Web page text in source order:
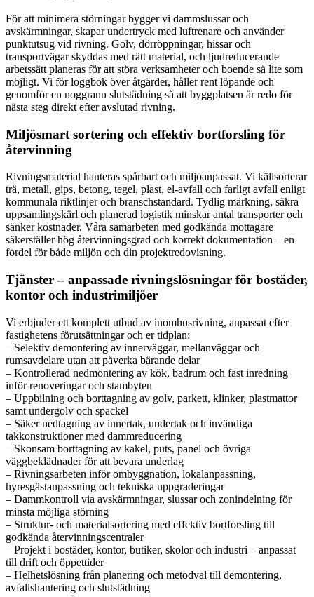
För att minimera störningar bygger vi dammslussar och
avskärmningar, skapar undertryck med luftrenare och använder
punktutsug vid rivning. Golv, dörröppningar, hissar och
transportvägar skyddas med rätt material, och ljudreducerande
arbetssätt planeras för att störa verksamheter och boende så lite som
möjligt. Vi för loggbok över åtgärder, håller rent löpande och
genomför en noggrann slutstädning så att byggplatsen är redo för
nästa steg direkt efter avslutad rivning.
Miljösmart sortering och effektiv bortforsling för
återvinning
Rivningsmaterial hanteras spårbart och miljöanpassat. Vi källsorterar
trä, metall, gips, betong, tegel, plast, el-avfall och farligt avfall enligt
kommunala riktlinjer och branschstandard. Tydlig märkning, säkra
uppsamlingskärl och planerad logistik minskar antal transporter och
sänker kostnader. Våra samarbeten med godkända mottagare
säkerställer hög återvinningsgrad och korrekt dokumentation – en
fördel för både miljön och din projektredovisning.
Tjänster – anpassade rivningslösningar för bostäder,
kontor och industrimiljöer
Vi erbjuder ett komplett utbud av inomhusrivning, anpassat efter
fastighetens förutsättningar och er tidplan:
– Selektiv demontering av innerväggar, mellanväggar och
rumsavdelare utan att påverka bärande delar
– Kontrollerad nedmontering av kök, badrum och fast inredning
inför renoveringar och stambyten
– Uppbilning och borttagning av golv, parkett, klinker, plastmattor
samt undergolv och spackel
– Säker nedtagning av innertak, undertak och invändiga
takkonstruktioner med dammreducering
– Skonsam borttagning av kakel, puts, panel och övriga
väggbeklädnader för att bevara underlag
– Rivningsarbeten inför ombyggnation, lokalanpassning,
hyresgästanpassning och tekniska uppgraderingar
– Dammkontroll via avskärmningar, slussar och zonindelning för
minsta möjliga störning
– Struktur- och materialsortering med effektiv bortforsling till
godkända återvinningscentraler
– Projekt i bostäder, kontor, butiker, skolor och industri – anpassat
till drift och öppettider
– Helhetslösning från planering och metodval till demontering,
avfallshantering och slutstädning